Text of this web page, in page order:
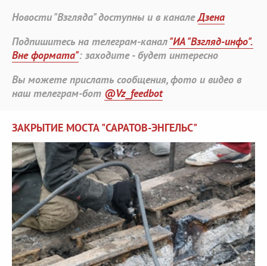
Новости "Взгляда" доступны и в каналеДзена
Подпишитесь на телеграм-канал"ИА "Взгляд-инфо".
Вне формата": заходите - будет интересно
Вы можете прислать сообщения, фото и видео в
наш телеграм-бот @Vz_feedbot
ЗАКРЫТИЕ МОСТА "САРАТОВ-ЭНГЕЛЬС"